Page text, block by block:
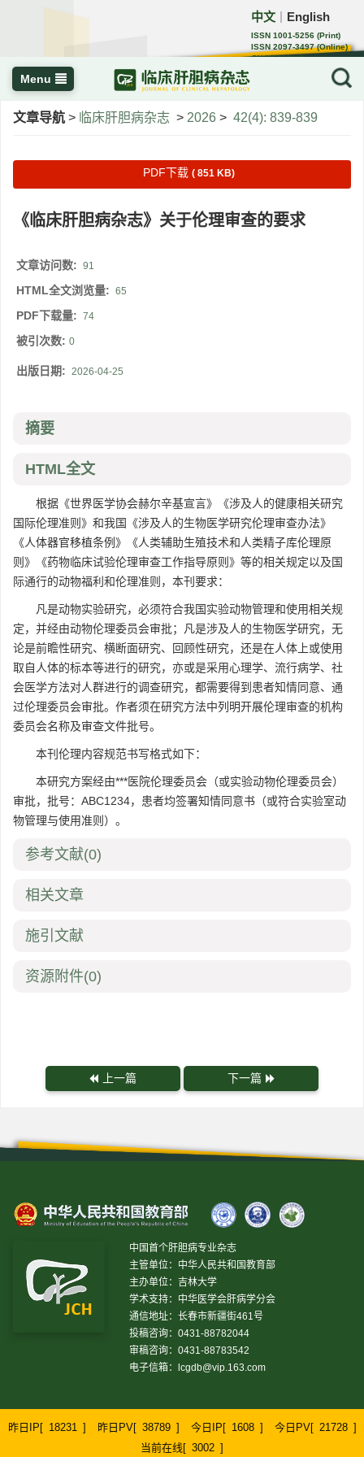
中文 English
ISSN 1001-5256 (Print)
ISSN 2097-3497 (Online)
CN 22-1108/R
Menu
文章导航 > 临床肝胆病杂志 > 2026 > 42(4): 839-839
PDF下载 ( 851 KB)
《临床肝胆病杂志》关于伦理审查的要求
文章访问数: 91
HTML全文浏览量: 65
PDF下载量: 74
被引次数: 0
出版日期: 2026-04-25
摘要
HTML全文
根据《世界医学协会赫尔辛基宣言》《涉及人的健康相关研究
国际伦理准则》和我国《涉及人的生物医学研究伦理审查办法》
《人体器官移植条例》《人类辅助生殖技术和人类精子库伦理原
则》《药物临床试验伦理审查工作指导原则》等的相关规定以及国
际通行的动物福利和伦理准则，本刊要求：
凡是动物实验研究，必须符合我国实验动物管理和使用相关规
定，并经由动物伦理委员会审批；凡是涉及人的生物医学研究，无
论是前瞻性研究、横断面研究、回顾性研究，还是在人体上或使用
取自人体的标本等进行的研究，亦或是采用心理学、流行病学、社
会医学方法对人群进行的调查研究，都需要得到患者知情同意、通
过伦理委员会审批。作者须在研究方法中列明开展伦理审查的机构
委员会名称及审查文件批号。
本刊伦理内容规范书写格式如下：
本研究方案经由***医院伦理委员会（或实验动物伦理委员会）
审批，批号：ABC1234，患者均签署知情同意书（或符合实验室动
物管理与使用准则）。
参考文献(0)
相关文章
施引文献
资源附件(0)
上一篇 下一篇
中国首个肝胆病专业杂志
主管单位：中华人民共和国教育部
主办单位：吉林大学
学术支持：中华医学会肝病学分会
通信地址：长春市新疆街461号
投稿咨询：0431-88782044
审稿咨询：0431-88783542
电子信箱：
lcgdb@vip.163.com
昨日IP[ 18231 ] 昨日PV[ 38789 ] 今日IP[ 1608 ] 今日PV[ 21728 ]
当前在线[ 3002 ]